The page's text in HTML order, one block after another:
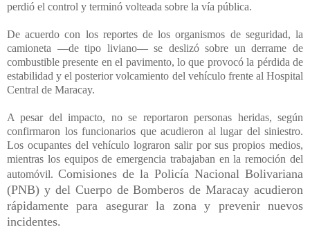
perdió el control y terminó volteada sobre la vía pública.
De acuerdo con los reportes de los organismos de seguridad, la
camioneta —de tipo liviano— se deslizó sobre un derrame de
combustible presente en el pavimento, lo que provocó la pérdida de
estabilidad y el posterior volcamiento del vehículo frente al Hospital
Central de Maracay.
A pesar del impacto, no se reportaron personas heridas, según
confirmaron los funcionarios que acudieron al lugar del siniestro.
Los ocupantes del vehículo lograron salir por sus propios medios,
mientras los equipos de emergencia trabajaban en la remoción del
automóvil. Comisiones de la Policía Nacional Bolivariana
(PNB) y del Cuerpo de Bomberos de Maracay acudieron
rápidamente para asegurar la zona y prevenir nuevos
incidentes.